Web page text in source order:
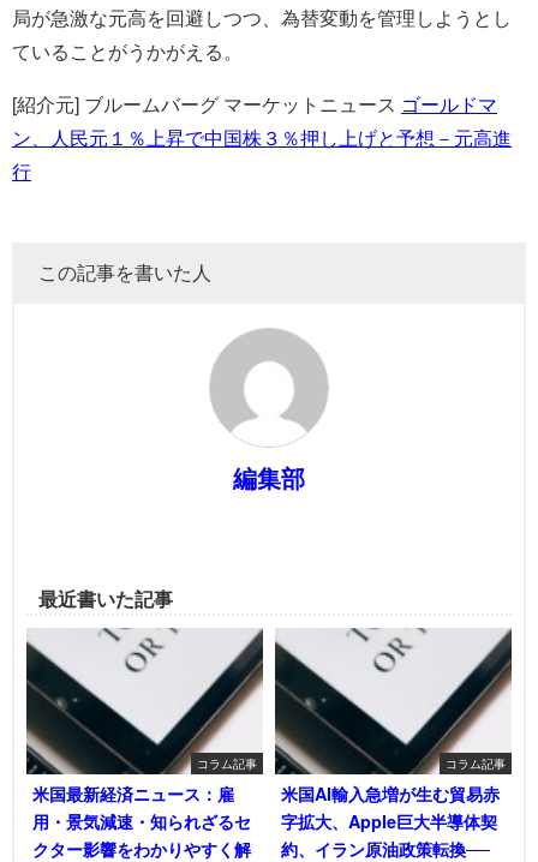
局が急激な元高を回避しつつ、為替変動を管理しようとし
ていることがうかがえる。
[紹介元] ブルームバーグ マーケットニュース ゴールドマ
ン、人民元１％上昇で中国株３％押し上げと予想－元高進
行
この記事を書いた人
編集部
最近書いた記事
コラム記事
米国最新経済ニュース：雇
用・景気減速・知られざるセ
クター影響をわかりやすく解
コラム記事
米国AI輸入急増が生む貿易赤
字拡大、Apple巨大半導体契
約、イラン原油政策転換──